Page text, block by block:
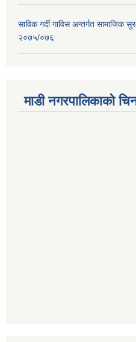
साविक गर्दी गाविस अन्तर्गत सामाजिक
२०७५/०७६
माडी नगरपालिकाको